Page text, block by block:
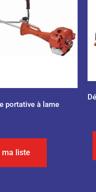
portative à lame
liste